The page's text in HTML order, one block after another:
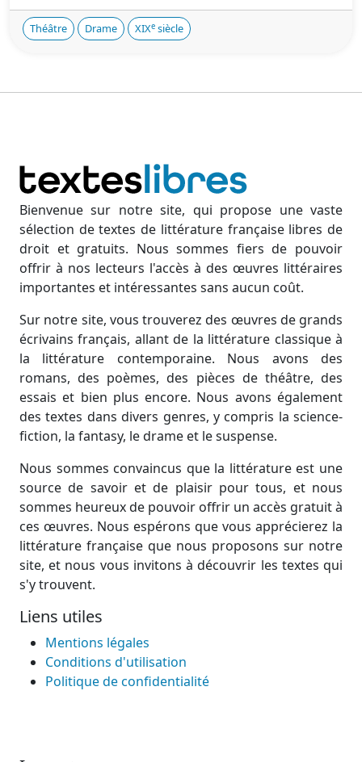
Théâtre Drame XIXe siècle
Bienvenue sur notre site, qui propose une vaste
sélection de textes de littérature française libres de
droit et gratuits. Nous sommes fiers de pouvoir
offrir à nos lecteurs l'accès à des œuvres littéraires
importantes et intéressantes sans aucun coût.
Sur notre site, vous trouverez des œuvres de grands
écrivains français, allant de la littérature classique à
la littérature contemporaine. Nous avons des
romans, des poèmes, des pièces de théâtre, des
essais et bien plus encore. Nous avons également
des textes dans divers genres, y compris la science-
fiction, la fantasy, le drame et le suspense.
Nous sommes convaincus que la littérature est une
source de savoir et de plaisir pour tous, et nous
sommes heureux de pouvoir offrir un accès gratuit à
ces œuvres. Nous espérons que vous apprécierez la
littérature française que nous proposons sur notre
site, et nous vous invitons à découvrir les textes qui
s'y trouvent.
Liens utiles
Mentions légales
Conditions d'utilisation
Politique de confidentialité